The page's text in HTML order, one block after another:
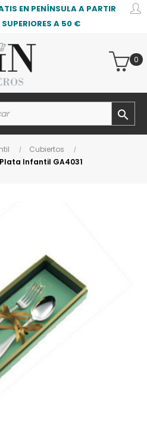
EN PENÍNSULA A PARTIR
A 50 €
search
0
Cubiertos
Infantil GA4031